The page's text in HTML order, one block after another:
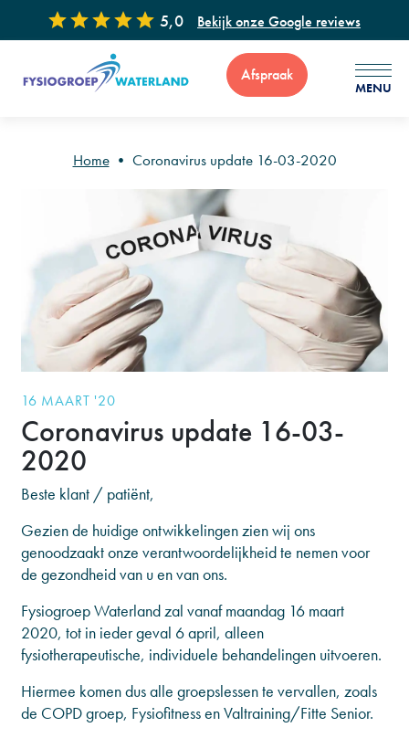
5,0 Bekijk onze Google reviews
Afspraak
MENU
Voor vragen of advies zijn wij 7 dagen per week bereikbaar via
: 0299 - 65 34 99
Home • Coronavirus update 16-03-2020
16 MAART '20
Coronavirus update 16-03-
2020
Beste klant / patiënt,
Gezien de huidige ontwikkelingen zien wij ons
genoodzaakt onze verantwoordelijkheid te nemen voor
de gezondheid van u en van ons.
Fysiogroep Waterland zal vanaf maandag 16 maart
2020, tot in ieder geval 6 april, alleen
fysiotherapeutische, individuele behandelingen uitvoeren.
Hiermee komen dus alle groepslessen te vervallen, zoals
de COPD groep, Fysiofitness en Valtraining/Fitte Senior.